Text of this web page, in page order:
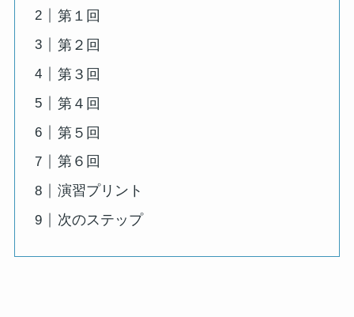
第１回
第２回
第３回
第４回
第５回
第６回
演習プリント
次のステップ